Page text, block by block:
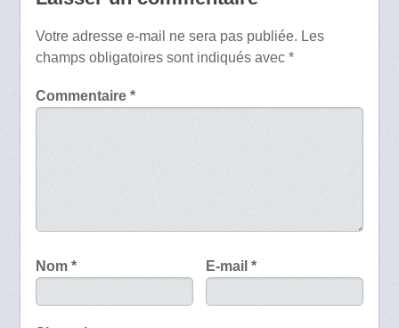
Votre adresse e-mail ne sera pas publiée. Les
champs obligatoires sont indiqués avec *
Commentaire *
Nom * E-mail*